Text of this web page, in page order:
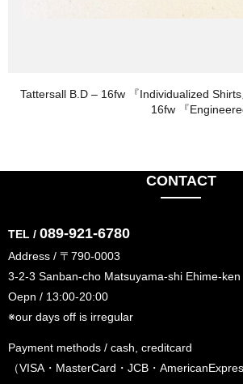
Tattersall B.D – 16fw 『Individualized
16fw 『
CONTACT
TEL / 089-921-6780
Address / 〒790-0003
3-2-3 Sanban-cho Matsuyama-shi Ehime-ken
Oepn / 13:00-20:00
※our days off is irregular
Payment methods / cash, creditcard
（VISA・MasterCard・JCB・